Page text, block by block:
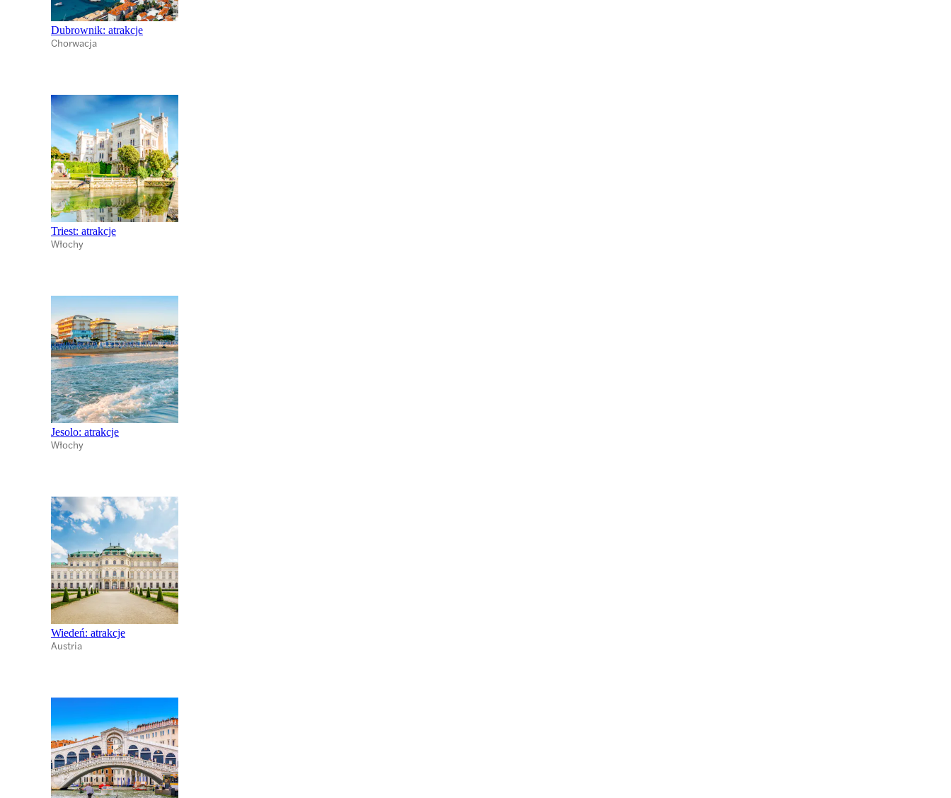
Dubrownik: atrakcje
Chorwacja
Triest: atrakcje
Włochy
Jesolo: atrakcje
Włochy
Wiedeń: atrakcje
Austria